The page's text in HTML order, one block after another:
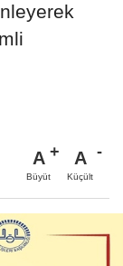
A
Büyüt
A
Küçült